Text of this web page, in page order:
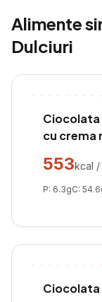
Alimente
Dulciuri
Ciocolata
cu crema
553kcal /
P: 6.3gC: 54.6
Ciocolata